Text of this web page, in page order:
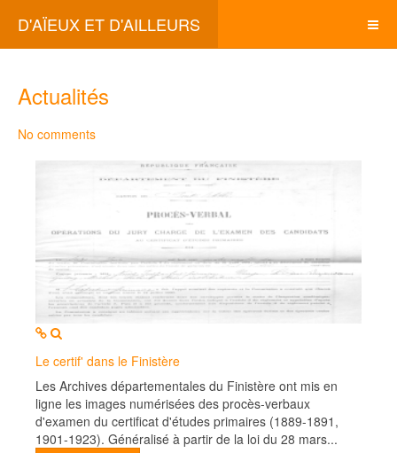
D'AÏEUX ET D'AILLEURS
Actualités
No comments
MOD_JTCS_VIEW_ARTICLE_LINK
Le certif' dans le Finistère
Les Archives départementales du Finistère ont mis en
ligne les images numérisées des procès-verbaux
d'examen du certificat d'études primaires (1889-1891,
1901-1923). Généralisé à partir de la loi du 28 mars...